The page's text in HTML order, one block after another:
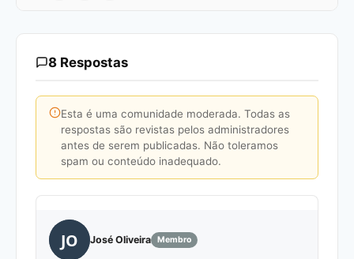
8 Respostas
Esta é uma comunidade moderada. Todas as
respostas são revistas pelos administradores
antes de serem publicadas. Não toleramos
spam ou conteúdo inadequado.
JO José Oliveira Membro